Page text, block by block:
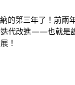
的第三年了！前兩
代改進——也就是
！